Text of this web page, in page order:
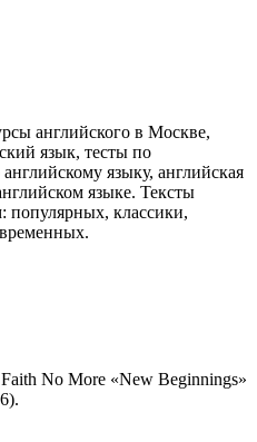
No More «New Beginnings»